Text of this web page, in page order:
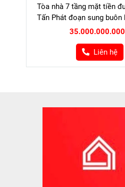
Tòa nhà 7 tầng mặt tiền
Tấn Phát đoạn sung
Liên hệ